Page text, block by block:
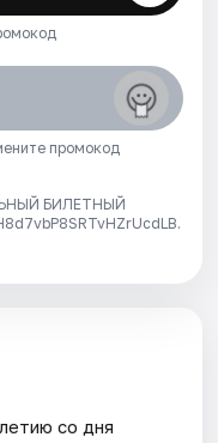
промокод
БИЛЕТНЫЙ
со дня